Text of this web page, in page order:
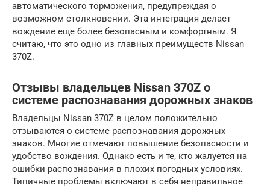
автоматического торможения, предупреждая о
возможном столкновении. Эта интеграция делает
вождение еще более безопасным и комфортным. Я
считаю, что это одно из главных преимуществ Nissan
370Z.
Отзывы владельцев Nissan 370Z о
системе распознавания дорожных знаков
Владельцы Nissan 370Z в целом положительно
отзываются о системе распознавания дорожных
знаков. Многие отмечают повышение безопасности и
удобство вождения. Однако есть и те, кто жалуется на
ошибки распознавания в плохих погодных условиях.
Типичные проблемы включают в себя неправильное